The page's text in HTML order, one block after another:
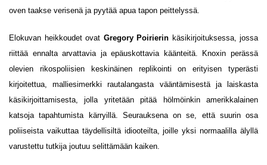
oven taakse verisenä ja pyytää apua tapon peittelyssä.
Elokuvan heikkoudet ovat Gregory Poirierin käsikirjoituksessa, jossa
riittää ennalta arvattavia ja epäuskottavia käänteitä. Knoxin perässä
olevien rikospoliisien keskinäinen replikointi on erityisen typerästi
kirjoitettua, malliesimerkki rautalangasta vääntämisestä ja laiskasta
käsikirjoittamisesta, jolla yritetään pitää hölmöinkin amerikkalainen
katsoja tapahtumista kärryillä. Seurauksena on se, että suurin osa
poliiseista vaikuttaa täydellisiltä idiooteilta, joille yksi normaalilla älyllä
varustettu tutkija joutuu selittämään kaiken.